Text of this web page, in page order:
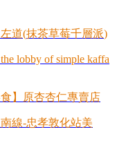
道(抹茶草莓千層派)
the lobby of simple kaffa
】原杏杏仁專賣店
線-忠孝敦化站美